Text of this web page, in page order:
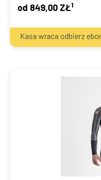
od 849,00 ZŁ1
Kasa wraca odbierz